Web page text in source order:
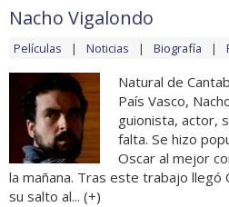
Nacho Vigalondo
Películas Noticias Biografía
Natural de
País Vasco,
guionista, actor,
falta. Se hizo
Oscar al mejor
la mañana. Tras este trabajo llegó
su salto al... (+)